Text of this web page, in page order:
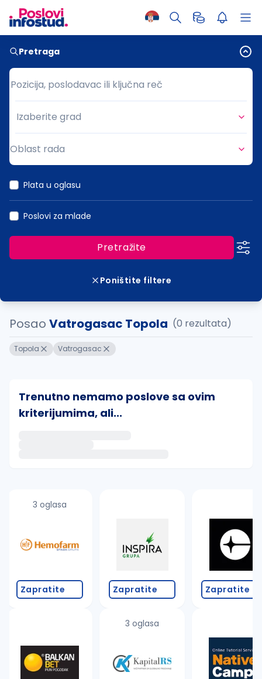
Pretraga
Pozicija, poslodavac ili ključna reč
Pozicija, poslodavac ili ključna reč
Grad
Izaberite grad
Oblast rada
Plata u oglasu
Poslovi za mlade
Pretražite
Poništite filtere
Posao Vatrogasac Topola (0 rezultata)
Topola Vatrogasac
Trenutno nemamo poslove sa ovim
kriterijumima, ali...
proverite pravopisne greške (koristite č, ć, š, đ,
promenite odabrane filtere pretrage
3 oglasa
Zapratite Zapratite
3 oglasa
Zapratite